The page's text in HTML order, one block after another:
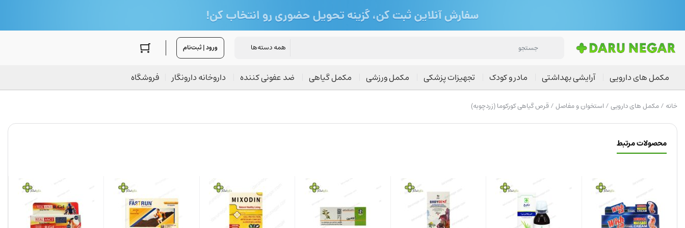
ورود | ثبت‌نام
مکمل های دارویی آرایشی بهداشتی مادر و کودک تجهیزات پزشکی مکمل ورزشی مکمل گیاهی ضد عفونی کننده داروخانه دارونگار فروشگاه
خانه /مکمل های دارویی/ استخوان و مفاصل/ قرص گیاهی کورکوما (زردچوبه)
محصولات مرتبط